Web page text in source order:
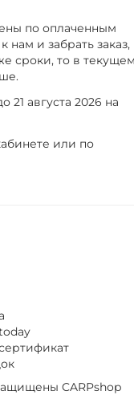
по оплаченным
и забрать заказ,
сроки, то в текущем
августа 2026 на
или по
CARPshop